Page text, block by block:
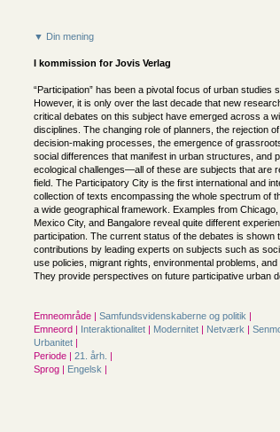
▼ Din mening
I kommission forJovis Verlag
“Participation” has been a pivotal focus of urban studies
However, it is only over the last decade that new
critical debates on this subject have emerged across a
disciplines. The changing role of planners, the rejection
decision-making processes, the emergence of
social differences that manifest in urban structures, and
ecological challenges—all of these are subjects that are
field. The Participatory City is the first international and
collection of texts encompassing the whole spectrum of
a wide geographical framework. Examples from Chicago,
Mexico City, and Bangalore reveal quite different
participation. The current status of the debates is shown
contributions by leading experts on subjects such as
use policies, migrant rights, environmental problems, and
They provide perspectives on future participative urban
Emneområde | Samfunds­videnskaberne og politik |
Emneord | Interaktionalitet | Modernitet | Netværk |
Urbanitet |
Periode | 21. årh. |
Sprog | Engelsk |